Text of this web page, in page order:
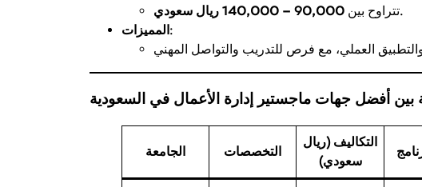
تتراوح بين 90,000 – 140,000 ريال سعودي
.
المميزات:
بين أفضل جهات ماجستير إدارة الأعمال في السعودية
الجامعة التخصصات
التكاليف (ريال
سعودي)